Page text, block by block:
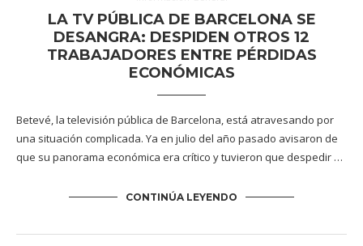
LA TV PÚBLICA DE BARCELONA SE
DESANGRA: DESPIDEN OTROS 12
TRABAJADORES ENTRE PÉRDIDAS
ECONÓMICAS
Betevé, la televisión pública de Barcelona, está atravesando por
una situación complicada. Ya en julio del año pasado avisaron de
que su panorama económica era crítico y tuvieron que despedir …
CONTINÚA LEYENDO